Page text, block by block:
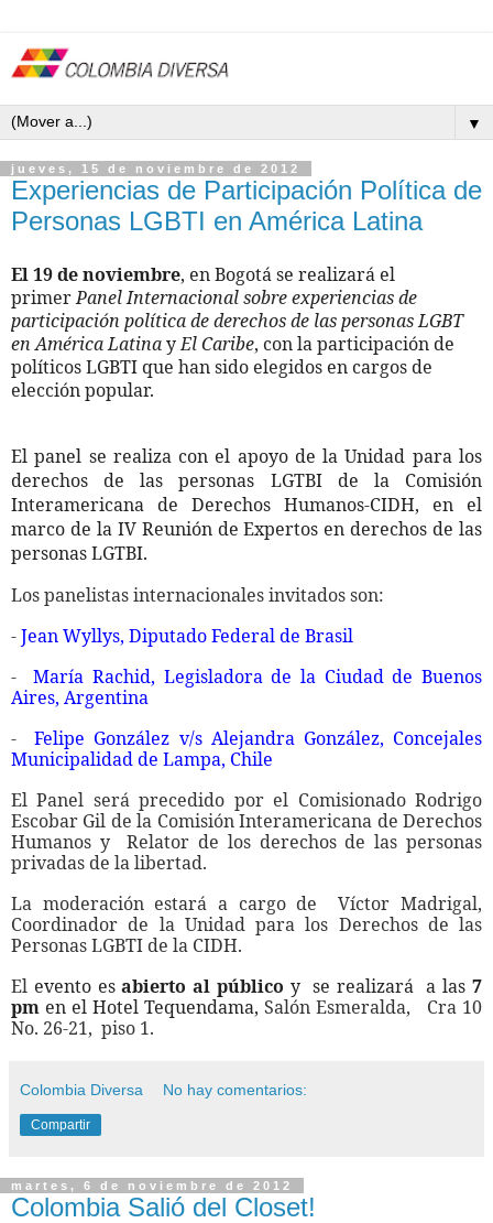
▼
jueves, 15 de noviembre de 2012
Experiencias de Participación Política de
Personas LGBTI en América Latina
El 19 de noviembre, en Bogotá se realizará el
primerPanel Internacional sobre experiencias de
participación política de derechos de las personas LGBT
en América LatinayEl Caribe, con la participación de
políticos LGBTI que han sido elegidos en cargos de
elección popular.
El panel se realiza con el apoyo de la Unidad para los
derechos de las personas LGTBI de la Comisión
Interamericana de Derechos Humanos-CIDH, en el
marco de la IV Reunión de Expertos en derechos de las
personas LGTBI.
Los panelistas internacionales invitados son:
-Jean Wyllys, Diputado Federal de Brasil
-María Rachid, Legisladora de la Ciudad de Buenos
Aires, Argentina
-Felipe González v/s Alejandra González, Concejales
Municipalidad de Lampa, Chile
El Panel será precedido por el Comisionado Rodrigo
Escobar Gil de la Comisión Interamericana de Derechos
Humanos y Relator de los derechos de las personas
privadas de la libertad.
La moderación estará a cargo de Víctor Madrigal,
Coordinador de la Unidad para los Derechos de las
Personas LGBTI de la CIDH.
El evento esabierto al público y se realizará a las7
pm en el Hotel Tequendama, Salón Esmeralda, Cra 10
No. 26-21, piso 1.
Colombia Diversa No hay comentarios:
Compartir
martes, 6 de noviembre de 2012
Colombia Salió del Closet!